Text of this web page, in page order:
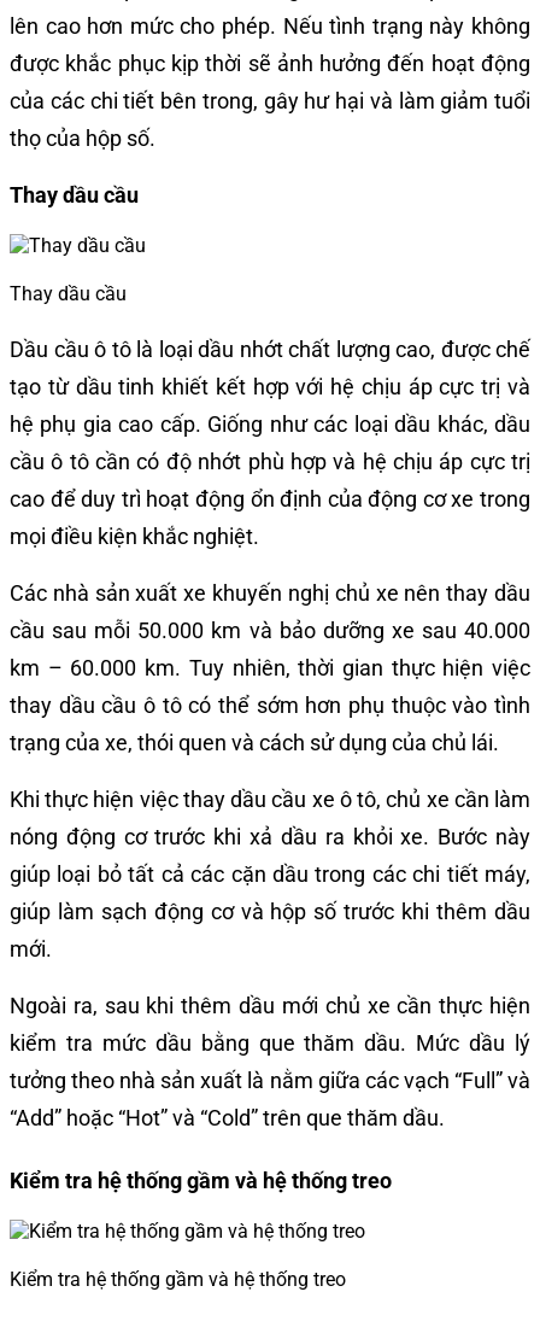
lên cao hơn mức cho phép. Nếu tình trạng này không
được khắc phục kịp thời sẽ ảnh hưởng đến hoạt động
của các chi tiết bên trong, gây hư hại và làm giảm tuổi
thọ của hộp số.
Thay dầu cầu
Thay dầu cầu
Dầu cầu ô tô là loại dầu nhớt chất lượng cao, được chế
tạo từ dầu tinh khiết kết hợp với hệ chịu áp cực trị và
hệ phụ gia cao cấp. Giống như các loại dầu khác, dầu
cầu ô tô cần có độ nhớt phù hợp và hệ chịu áp cực trị
cao để duy trì hoạt động ổn định của động cơ xe trong
mọi điều kiện khắc nghiệt.
Các nhà sản xuất xe khuyến nghị chủ xe nên thay dầu
cầu sau mỗi 50.000 km và bảo dưỡng xe sau 40.000
km – 60.000 km. Tuy nhiên, thời gian thực hiện việc
thay dầu cầu ô tô có thể sớm hơn phụ thuộc vào tình
trạng của xe, thói quen và cách sử dụng của chủ lái.
Khi thực hiện việc thay dầu cầu xe ô tô, chủ xe cần làm
nóng động cơ trước khi xả dầu ra khỏi xe. Bước này
giúp loại bỏ tất cả các cặn dầu trong các chi tiết máy,
giúp làm sạch động cơ và hộp số trước khi thêm dầu
mới.
Ngoài ra, sau khi thêm dầu mới chủ xe cần thực hiện
kiểm tra mức dầu bằng que thăm dầu. Mức dầu lý
tưởng theo nhà sản xuất là nằm giữa các vạch “Full” và
“Add” hoặc “Hot” và “Cold” trên que thăm dầu.
Kiểm tra hệ thống gầm và hệ thống treo
Kiểm tra hệ thống gầm và hệ thống treo